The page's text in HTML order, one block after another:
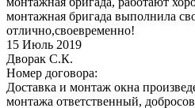
монтажная бригада выполнила
отлично,своевременно!
15 Июль 2019
Дворак С.К.
Номер договора:
Доставка и монтаж окна
монтажа ответственный,